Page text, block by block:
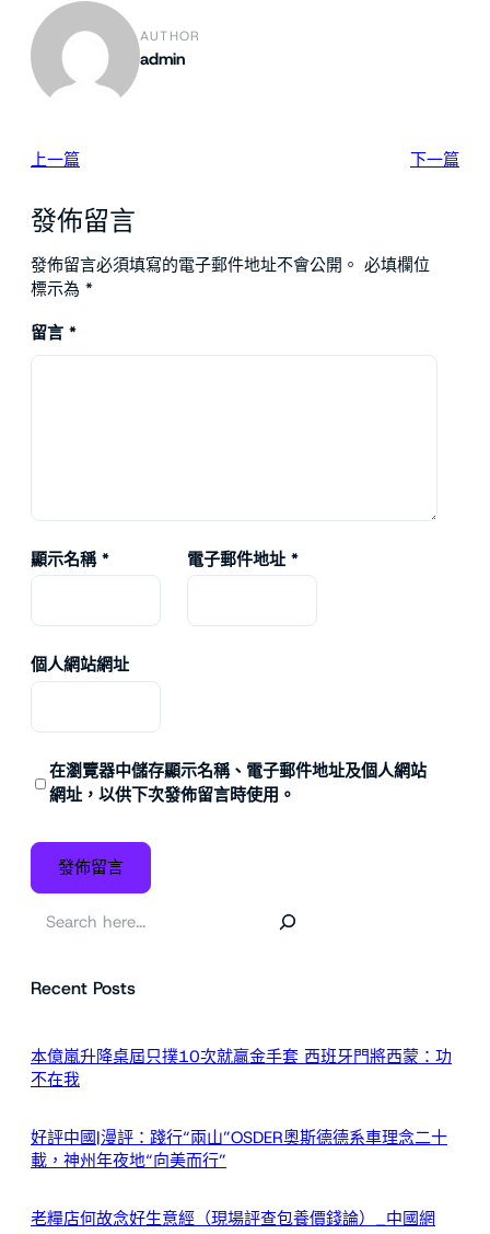
AUTHOR
admin
上一篇 下一篇
發佈留言
發佈留言必須填寫的電子郵件地址不會公開。 必填欄位
標示為 *
留言 *
顯示名稱 * 電子郵件地址 *
個人網站網址
在瀏覽器中儲存顯示名稱、電子郵件地址及個人網站
網址，以供下次發佈留言時使用。
Recent Posts
本億嵐升降桌屆只撲10次就贏金手套 西班牙門將西蒙：功
不在我
好評中國|漫評：踐行“兩山”OSDER奧斯德德系車理念二十
載，神州年夜地“向美而行”
老糧店何故念好生意經（現場評查包養價錢論）_中國網